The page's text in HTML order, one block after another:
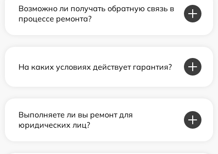
Возможно ли получать обратную связь в
процессе ремонта?
На каких условиях действует гарантия?
Выполняете ли вы ремонт для
юридических лиц?